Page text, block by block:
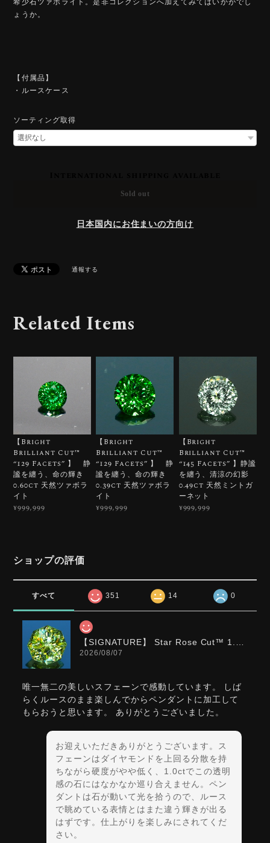
ょうか。
【付属品】
・ルースケース
ソーティング取得
Sold out
日本国内にお住まいの方向け
通報する
Related Items
【Bright
Brilliant Cut™️
“129 Facets” 】 静
謐を纏う、命の輝き
0.60ct 天然ツァボラ
イト
¥999,999
【Bright
Brilliant Cut™️
“129 Facets” 】 静
謐を纏う、命の輝き
0.39ct 天然ツァボラ
イト
¥999,999
【Bright
Brilliant Cut™️
“145 Facets” 】静謐
を纏う、清涼の幻影
0.49ct 天然ミントガ
ーネット
¥999,999
ショップの評価
すべて 351 14 0
2026/08/07
唯一無二の美しいスフェーンで感動しています。 しば
らくルースのまま楽しんでからペンダントに加工して
もらおうと思います。 ありがとうございました。
お迎えいただきありがとうございます。ス
フェーンはダイヤモンドを上回る分散を持
ちながら硬度がやや低く、1.0ctでこの透明
感の石にはなかなか巡り合えません。ペン
ダントは石が動いて光を拾うので、ルース
で眺めている表情とはまた違う輝きが出る
はずです。仕上がりを楽しみにされてくだ
さい。